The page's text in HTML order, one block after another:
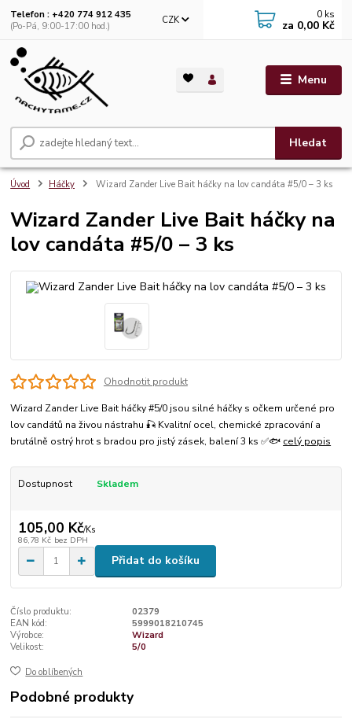
Menu
CZK
Hledat
Telefon : +420 774 912 435
(Po-Pá, 9:00-17:00 hod.)
0 ks
za 0,00 Kč
Úvod Háčky Wizard Zander Live Bait háčky na lov candáta #5/0 – 3 ks
Wizard Zander Live Bait háčky na
lov candáta #5/0 – 3 ks
Ohodnotit produkt
Wizard Zander Live Bait háčky #5/0 jsou silné háčky s očkem určené pro
lov candátů na živou nástrahu 🎣 Kvalitní ocel, chemické zpracování a
brutálně ostrý hrot s bradou pro jistý zásek, balení 3 ks ✅🐟 celý popis
Dostupnost Skladem
105,00 Kč/Ks
86,78 Kč bez DPH
Přidat do košíku
Číslo produktu:
02379
EAN kód:
5999018210745
Výrobce:
Wizard
Velikost:
5/0
Do oblíbených
Podobné produkty